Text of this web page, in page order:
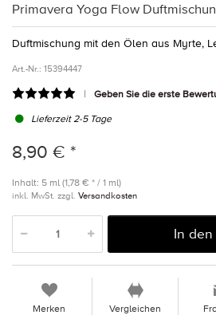
Primavera Yoga Flow
Duftmischung mit den Ölen aus Myrte,
Art.-Nr.: 15394447
Geben Sie die erste
Lieferzeit 2-5 Tage
8,90 € *
Inhalt: 5 ml (1,78 € * / 1 ml)
inkl. MwSt. zzgl. Versandkosten
In
Merken Vergleichen